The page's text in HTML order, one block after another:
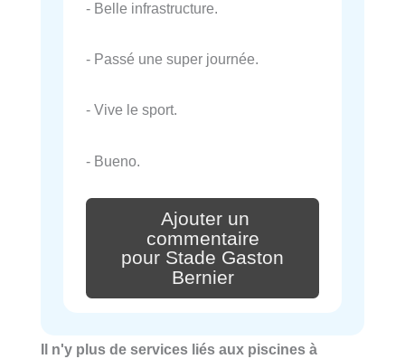
- Belle infrastructure.
- Passé une super journée.
- Vive le sport.
- Bueno.
Ajouter un
commentaire
pour Stade Gaston
Bernier
Il n'y plus de services liés aux piscines à